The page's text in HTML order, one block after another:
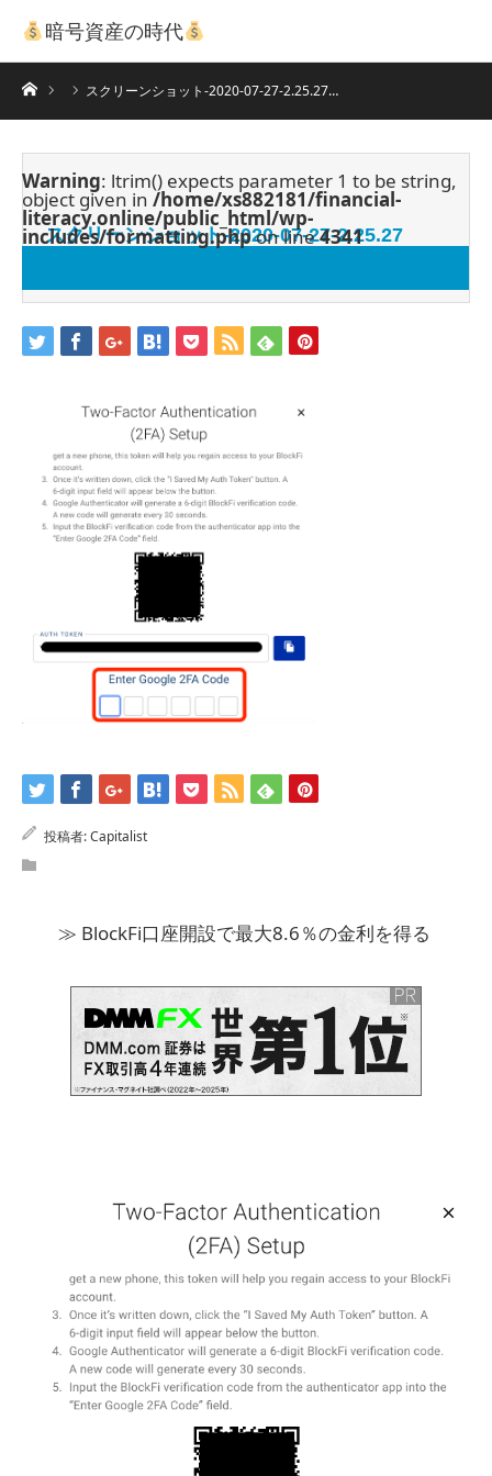
暗号資産の時代
ホーム スクリーンショット-2020-07-27-2.25.27…
Warning: ltrim() expects parameter 1 to be string,
object given in /home/xs882181/financial-
literacy.online/public_html/wp-
includes/formatting.phpon line4341
スクリーンショット-2020-07-27-2.25.27
投稿者:Capitalist
≫ BlockFi口座開設で最大8.6％の金利を得る